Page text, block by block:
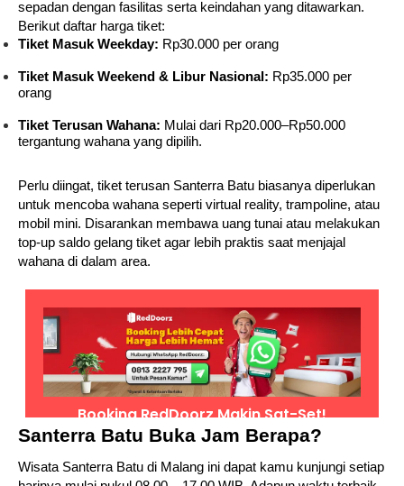
sepadan dengan fasilitas serta keindahan yang ditawarkan.
Berikut daftar harga tiket:
Tiket Masuk Weekday: Rp30.000 per orang
Tiket Masuk Weekend & Libur Nasional: Rp35.000 per
orang
Tiket Terusan Wahana: Mulai dari Rp20.000–Rp50.000
tergantung wahana yang dipilih.
Perlu diingat, tiket terusan Santerra Batu biasanya diperlukan
untuk mencoba wahana seperti virtual reality, trampoline, atau
mobil mini. Disarankan membawa uang tunai atau melakukan
top-up saldo gelang tiket agar lebih praktis saat menjajal
wahana di dalam area.
Santerra Batu Buka Jam Berapa?
Wisata Santerra Batu di Malang ini dapat kamu kunjungi setiap